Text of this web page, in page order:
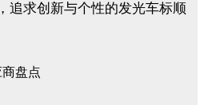
追求创新与个性的发光车标顺